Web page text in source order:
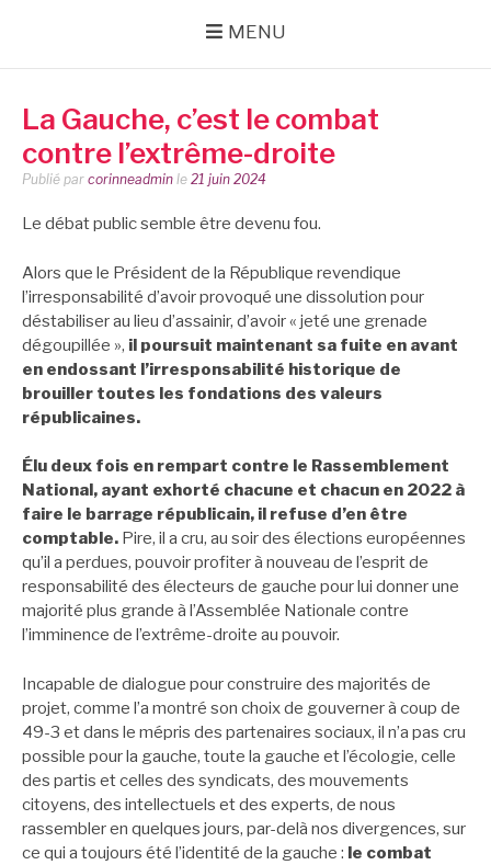
MENU
La Gauche, c’est le combat
contre l’extrême-droite
Publié par corinneadmin le 21 juin 2024
Le débat public semble être devenu fou.
Alors que le Président de la République revendique
l’irresponsabilité d’avoir provoqué une dissolution pour
déstabiliser au lieu d’assainir, d’avoir « jeté une grenade
dégoupillée », il poursuit maintenant sa fuite en avant
en endossant l’irresponsabilité historique de
brouiller toutes les fondations des valeurs
républicaines.
Élu deux fois en rempart contre le Rassemblement
National, ayant exhorté chacune et chacun en 2022 à
faire le barrage républicain, il refuse d’en être
comptable. Pire, il a cru, au soir des élections européennes
qu’il a perdues, pouvoir profiter à nouveau de l’esprit de
responsabilité des électeurs de gauche pour lui donner une
majorité plus grande à l’Assemblée Nationale contre
l’imminence de l’extrême-droite au pouvoir.
Incapable de dialogue pour construire des majorités de
projet, comme l’a montré son choix de gouverner à coup de
49-3 et dans le mépris des partenaires sociaux, il n’a pas cru
possible pour la gauche, toute la gauche et l’écologie, celle
des partis et celles des syndicats, des mouvements
citoyens, des intellectuels et des experts, de nous
rassembler en quelques jours, par-delà nos divergences, sur
ce qui a toujours été l’identité de la gauche : le combat